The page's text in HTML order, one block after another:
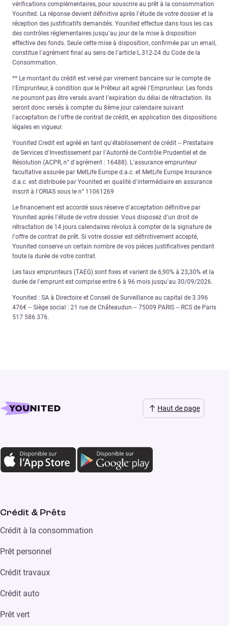
vérifications complémentaires, pour souscrire au prêt à la consommation
Younited. La réponse devient définitive après l’étude de votre dossier et la
réception des justificatifs demandés. Younited effectue dans tous les cas
des contrôles réglementaires jusqu’au jour de la mise à disposition
effective des fonds. Seule cette mise à disposition, confirmée par un email,
constitue l’agrément final au sens de l’article L.312-24 du Code de la
Consommation.
** Le montant du crédit est versé par virement bancaire sur le compte de
l’Emprunteur, à condition que le Prêteur ait agréé l’Emprunteur. Les fonds
ne pourront pas être versés avant l’expiration du délai de rétractation. Ils
seront donc versés à compter du 8ème jour calendaire suivant
l’acceptation de l’offre de contrat de crédit, en application des dispositions
légales en vigueur.
Younited Credit est agréé en tant qu’établissement de crédit – Prestataire
de Services d’Investissement par l’Autorité de Contrôle Prudentiel et de
Résolution (ACPR, n° d’agrément : 16488). L’assurance emprunteur
facultative assurée par MetLife Europe d.a.c. et MetLife Europe Insurance
d.a.c. est distribuée par Younited en qualité d’intermédiaire en assurance
inscrit à l’ORIAS sous le n° 11061269
Le financement est accordé sous réserve d’acceptation définitive par
Younited après l’étude de votre dossier. Vous disposez d’un droit de
rétractation de 14 jours calendaires révolus à compter de la signature de
l’offre de contrat de prêt. Si votre dossier est définitivement accepté,
Younited conserve un certain nombre de vos pièces justificatives pendant
toute la durée de votre contrat.
Les taux emprunteurs (TAEG) sont fixes et varient de 6,90% à 23,30% et la
durée de l’emprunt est comprise entre 6 à 96 mois jusqu’au 30/09/2026.
Younited : SA à Directoire et Conseil de Surveillance au capital de 3 396
476€ – Siège social : 21 rue de Châteaudun – 75009 PARIS – RCS de Paris
517 586 376.
Haut de page
Crédit & Prêts
Crédit à la consommation
Prêt personnel
Crédit travaux
Crédit auto
Prêt vert